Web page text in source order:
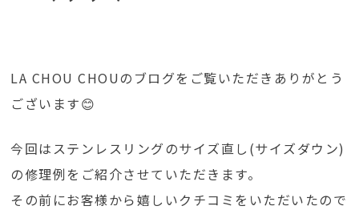
LA CHOU CHOUのブログをご覧いただきありがとう
ございます😊
今回はステンレスリングのサイズ直し(サイズダウン)
の修理例をご紹介させていただきます。
その前にお客様から嬉しいクチコミをいただいたので